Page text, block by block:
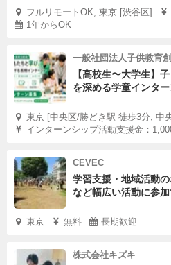
フルリモートOK, 東京 [渋谷区]
1年からOK
一般社団法人子供教育
【高校生〜大学生】
を深める学童インター
東京 [中央区/勝どき駅 徒歩3分, 中
インターンシップ活動支援金：
CEVEC
学習支援・地域活動
など幅広い活動に参加
東京 無料 長期歓迎
株式会社キズキ